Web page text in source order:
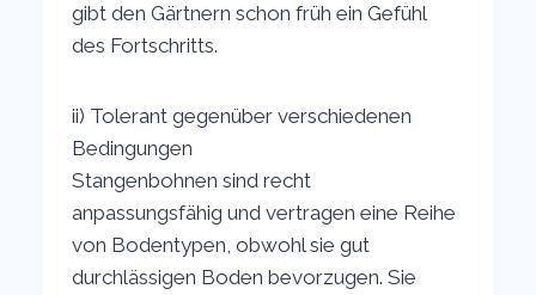
gibt den Gärtnern schon früh ein Gefühl
des Fortschritts.
ii) Tolerant gegenüber verschiedenen
Bedingungen
Stangenbohnen sind recht
anpassungsfähig und vertragen eine Reihe
von Bodentypen, obwohl sie gut
durchlässigen Boden bevorzugen. Sie